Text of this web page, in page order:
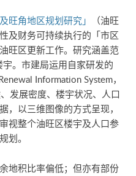
旺角地区规划研究」
（油旺
及财务可持续执行的「市区
旺区更新工作。研究涵盖范
。市建局运用自家研发的
Information System，
发展密度、楼宇状况、人口
，以三维图像的方式呈现，
视整个油旺区楼宇及人口参
划。
地积比率偏低；但亦有部份